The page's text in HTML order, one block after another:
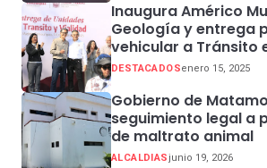
Inaugura Américo
Geología y entrega
vehicular a Tránsito
Madero
DESTACADOSenero 15, 2025
Gobierno de
seguimiento legal a
de maltrato animal
ALCALDIASjunio 19, 2026